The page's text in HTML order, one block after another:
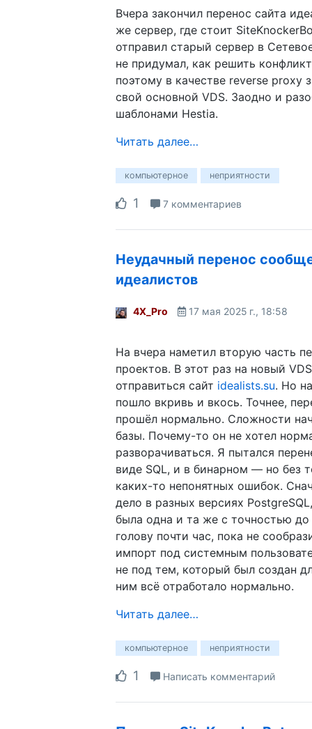
Вчера закончил перенос сайта
же сервер, где стоит
отправил старый сервер в
не придумал, как решить
поэтому в качестве reverse proxy
свой основной VDS. Заодно и
шаблонами Hestia.
Читать далее…
компьютерное неприятности
1 7 комментариев
Неудачный перенос
идеалистов
4X_Pro 17 мая 2025 г., 18:58
На вчера наметил вторую часть
проектов. В этот раз на новый
отправиться сайт idealists.su. Но
пошло вкривь и вкось. Точнее,
прошёл нормально. Сложности
базы. Почему-то он не хотел
разворачиваться. Я пытался
виде SQL, и в бинарном — но без
каких-то непонятных ошибок.
дело в разных версиях
была одна и та же с точностью
голову почти час, пока не
импорт под системным
не под тем, который был создан
ним всё отработало нормально.
Читать далее…
компьютерное неприятности
1 Написать комментарий